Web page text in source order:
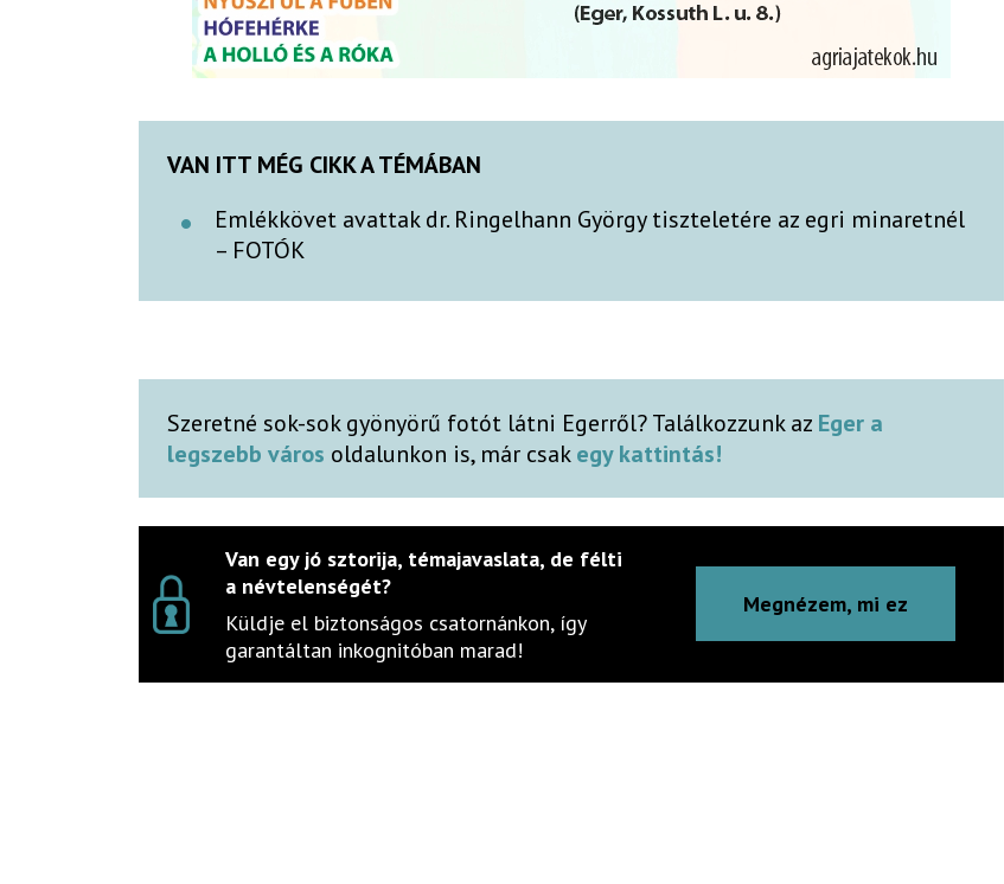
VAN ITT MÉG CIKK A TÉMÁBAN
Emlékkövet avattak dr. Ringelhann György tiszteletére az egri minaretnél
– FOTÓK
Szeretné sok-sok gyönyörű fotót látni Egerről? Találkozzunk az Eger a
legszebb város oldalunkon is, már csakegy kattintás!
Van egy jó sztorija, témajavaslata, de félti
a névtelenségét?
Küldje el biztonságos csatornánkon, így
garantáltan inkognitóban marad!
Megnézem, mi ez